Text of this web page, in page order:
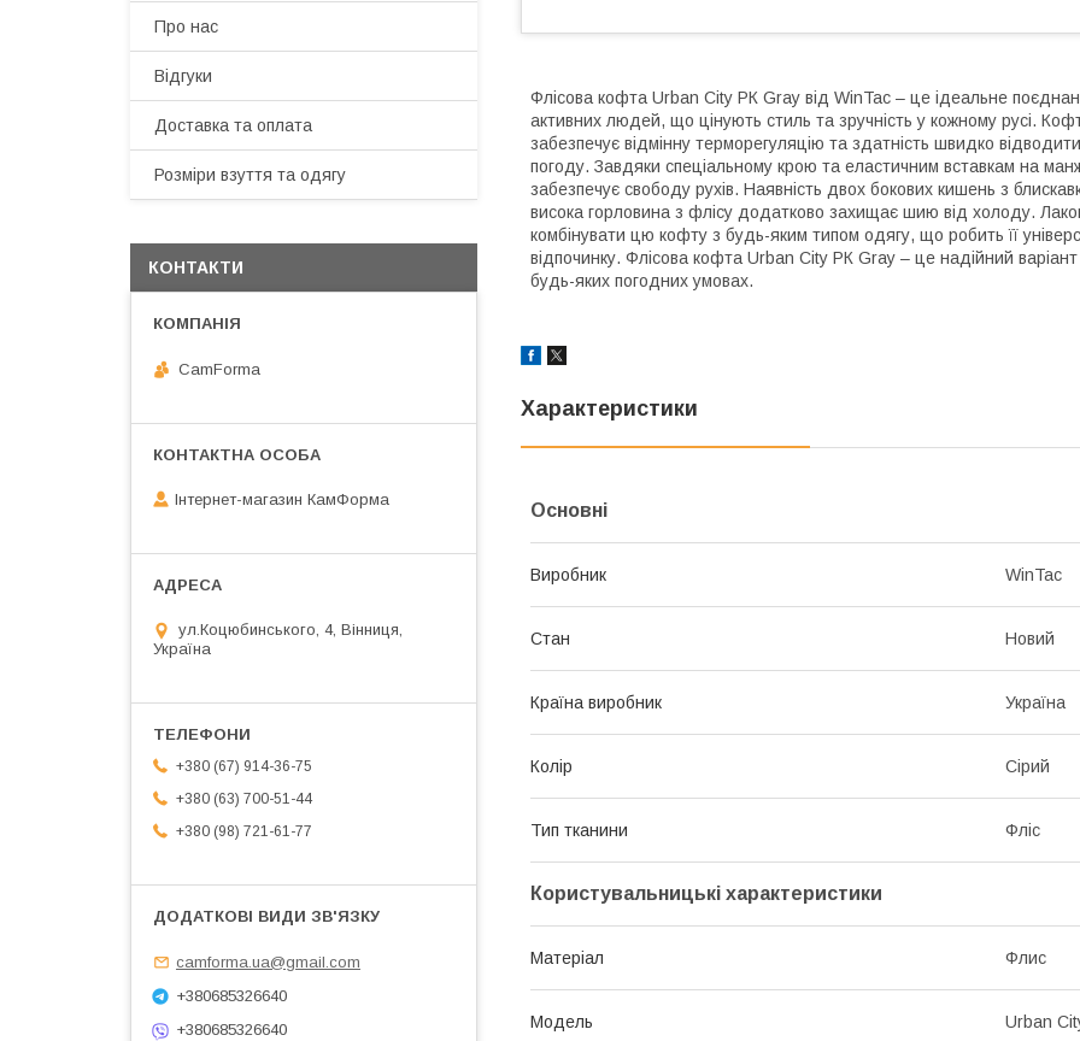
Флісова кофта Urban City РК Gray від WinTac – це ідеальне
активних людей, що цінують стиль та зручність у кожному русі.
забезпечує відмінну терморегуляцію та здатність швидко
погоду. Завдяки спеціальному крою та еластичним вставкам на
забезпечує свободу рухів. Наявність двох бокових кишень з
висока горловина з флісу додатково захищає шию від холоду.
комбінувати цю кофту з будь-яким типом одягу, що робить її
відпочинку. Флісова кофта Urban City РК Gray – це надійний
будь-яких погодних умовах.
Характеристики
Основні
Виробник WinTac
Стан Новий
Країна виробник Україна
Колір Сірий
Тип тканини Фліс
Користувальницькі характеристики
Матеріал Флис
Модель Urban
Про нас
Відгуки
Доставка та оплата
Розміри взуття та одягу
КОНТАКТИ
CamForma
Інтернет-магазин КамФорма
ул.Коцюбинського, 4, Вінниця,
Україна
+380 (67) 914-36-75
+380 (63) 700-51-44
+380 (98) 721-61-77
camforma.ua@gmail.com
+380685326640
+380685326640